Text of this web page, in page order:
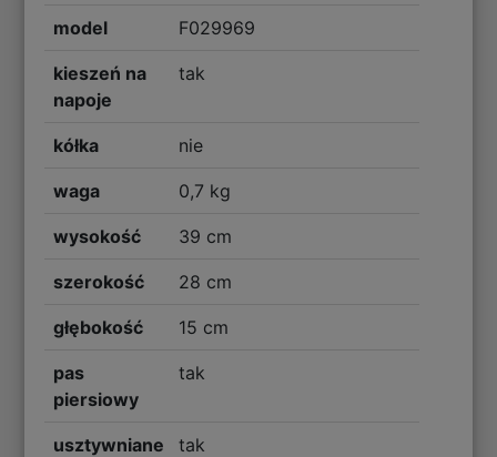
model F029969
kieszeń na
napoje
tak
kółka nie
waga 0,7 kg
wysokość 39 cm
szerokość 28 cm
głębokość 15 cm
pas
piersiowy
tak
usztywniane
tak